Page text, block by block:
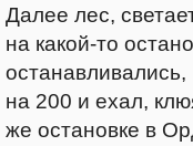
Далее лес,
на какой-то
на 200 и ехал,
же остановке в